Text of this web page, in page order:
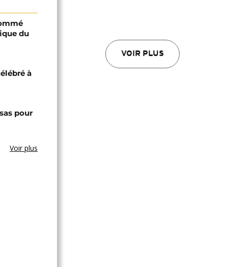
VOIR PLUS
du
à
pour
Voir plus